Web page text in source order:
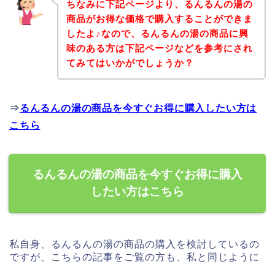
ちなみに下記ページより、るんるんの湯の
商品がお得な価格で購入することができま
したよ♪なので、るんるんの湯の商品に興
味のある方は下記ページなどを参考にされ
てみてはいかがでしょうか？
⇒るんるんの湯の商品を今すぐお得に購入したい方は
こちら
るんるんの湯の商品を今すぐお得に購入
したい方はこちら
私自身、るんるんの湯の商品の購入を検討しているの
ですが、こちらの記事をご覧の方も、私と同じように